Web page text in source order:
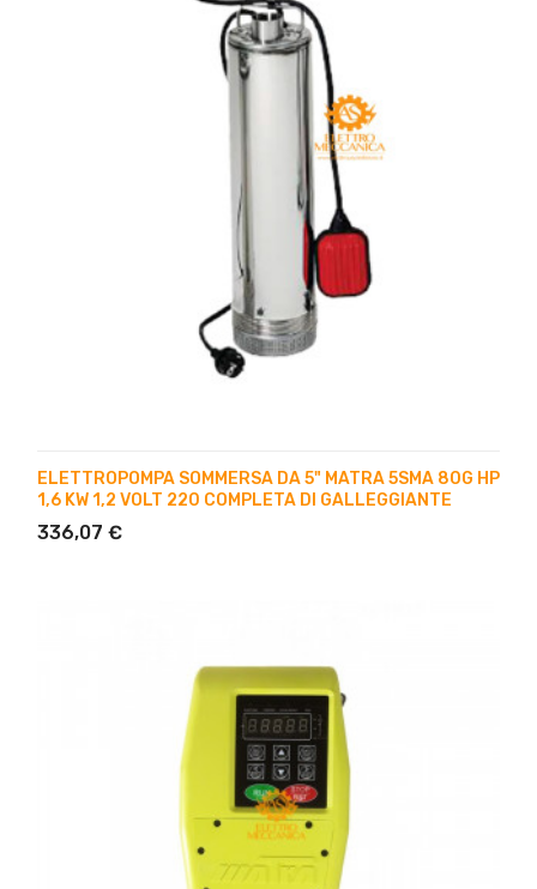
ELETTROPOMPA SOMMERSA DA 5" MATRA 5SMA 80G HP
1,6 KW 1,2 VOLT 220 COMPLETA DI GALLEGGIANTE
336,07 €